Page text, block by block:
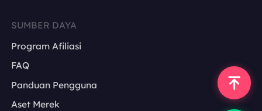
SUMBER DAYA
Program Afiliasi
FAQ
Panduan Pengguna
Aset Merek